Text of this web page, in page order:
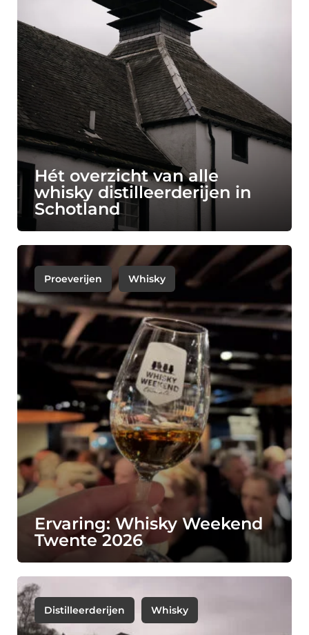
Hét overzicht van alle
whisky distilleerderijen in
Schotland
Proeverijen Whisky
Ervaring: Whisky Weekend
Twente 2026
Distilleerderijen Whisky